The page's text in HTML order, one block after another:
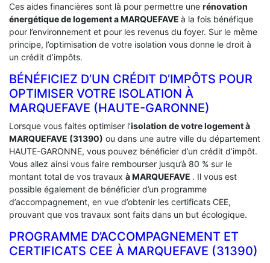
Ces aides financières sont là pour permettre une rénovation
énergétique de logement aMARQUEFAVE à la fois bénéfique
pour l’environnement et pour les revenus du foyer. Sur le même
principe, l’optimisation de votre isolation vous donne le droit à
un crédit d’impôts.
BÉNÉFICIEZ D’UN CRÉDIT D’IMPÔTS POUR
OPTIMISER VOTRE ISOLATION À
‎MARQUEFAVE (HAUTE-GARONNE)
Lorsque vous faites optimiser l’isolation de votre logement à
MARQUEFAVE (31390) ou dans une autre ville du département
HAUTE-GARONNE, vous pouvez bénéficier d’un crédit d’impôt.
Vous allez ainsi vous faire rembourser jusqu’à 80 % sur le
montant total de vos travaux à MARQUEFAVE . Il vous est
possible également de bénéficier d’un programme
d’accompagnement, en vue d’obtenir les certificats CEE,
prouvant que vos travaux sont faits dans un but écologique.
PROGRAMME D’ACCOMPAGNEMENT ET
CERTIFICATS CEE À ‎MARQUEFAVE (31390)